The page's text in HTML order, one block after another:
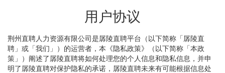
用户协议
荆州直聘人力资源有限公司是孱陵直聘平台（以下简称「孱陵直
聘」或「我们」）的运营者，本《隐私政策》（以下简称「本政
策」）阐述了孱陵直聘将如何处理您的个人信息和隐私信息，并申
明了孱陵直聘对保护隐私的承诺，孱陵直聘未来有可能根据信息处